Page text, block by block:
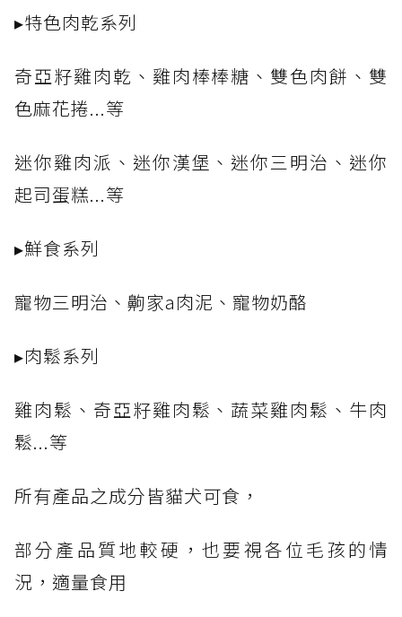
▸特色肉乾系列
奇亞籽雞肉乾、雞肉棒棒糖、雙色肉餅、雙
色麻花捲...等
迷你雞肉派、迷你漢堡、迷你三明治、迷你
起司蛋糕...等
▸鮮食系列
寵物三明治、齁家a肉泥、寵物奶酪
▸肉鬆系列
雞肉鬆、奇亞籽雞肉鬆、蔬菜雞肉鬆、牛肉
鬆...等
所有產品之成分皆貓犬可食，
部分產品質地較硬，也要視各位毛孩的情
況，適量食用